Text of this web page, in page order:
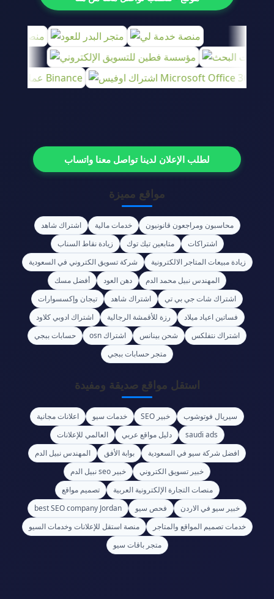
لطلب الإعلان لدينا تواصل معنا واتساب
مواقع مميزة
محاسبون ومراجعون قانونيون خدمات مالية
اشتراك شاهد
اشتراكات
متابعين تيك توك
زيادة نقاط السناب
زيادة مبيعات المتاجر الالكترونية
شركة تسويق الكتروني في السعودية
المهندس نبيل محمد الدم
دهن العود
أفضل مسك
اشتراك شات جي بي تي
اشتراك شاهد
تيجان وإكسسوارات
فساتين اعياد ميلاد
رزة للأقمشة الرجالية
اشتراك ادوبي كلاود
اشتراك نتفلكس
شحن بينانس اشتراك osn
حسابات ببجي
متجر حسابات ببجي
استقل مواقع صديقة ومفيدة
سيريال فوتوشوب خبير SEO خدمات سيو
اعلانات مجانية
saudi ads
دليل مواقع عربي
العالمي للإعلانات
افضل شركة سيو في السعودية
بوابة الأفق
المهندس نبيل الدم
خبير تسويق الكتروني
خبير seo نبيل الدم
منصات التجارة الإلكترونية العربية
تصميم مواقع
خبير سيو في الاردن
فحص سيو
best SEO company Jordan
خدمات تصميم المواقع والمتاجر
منصة استقل للإعلانات وخدمات السيو
متجر باقات سيو